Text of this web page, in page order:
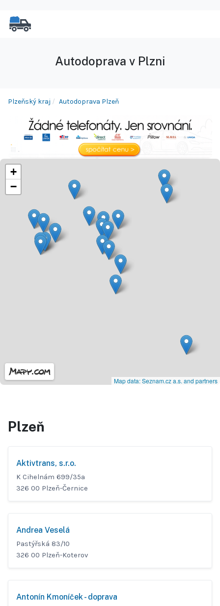
Autodoprava v Plzni
Plzeňský kraj Autodoprava Plzeň
+
−
Map data: Seznam.cz a.s. and partners
Plzeň
Aktivtrans, s.r.o.
K Cihelnám 699/35a
326 00 Plzeň-Černice
Andrea Veselá
Pastýřská 83/10
326 00 Plzeň-Koterov
Antonín Kmoníček - doprava